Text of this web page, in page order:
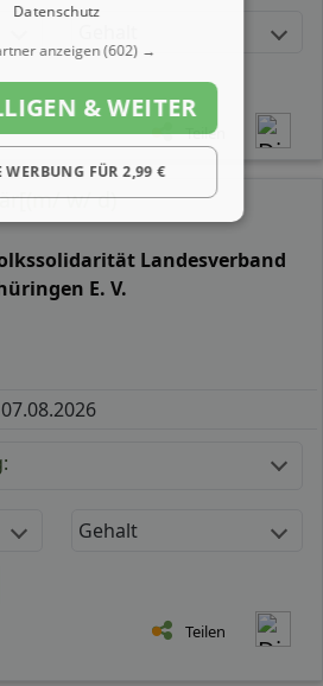
Teilen
w/ d)
Landesverband
E. V.
Gehalt
Teilen
Datenschutz
anzeigen(602) →
& WEITER
WERBUNG FÜR 2,99 €